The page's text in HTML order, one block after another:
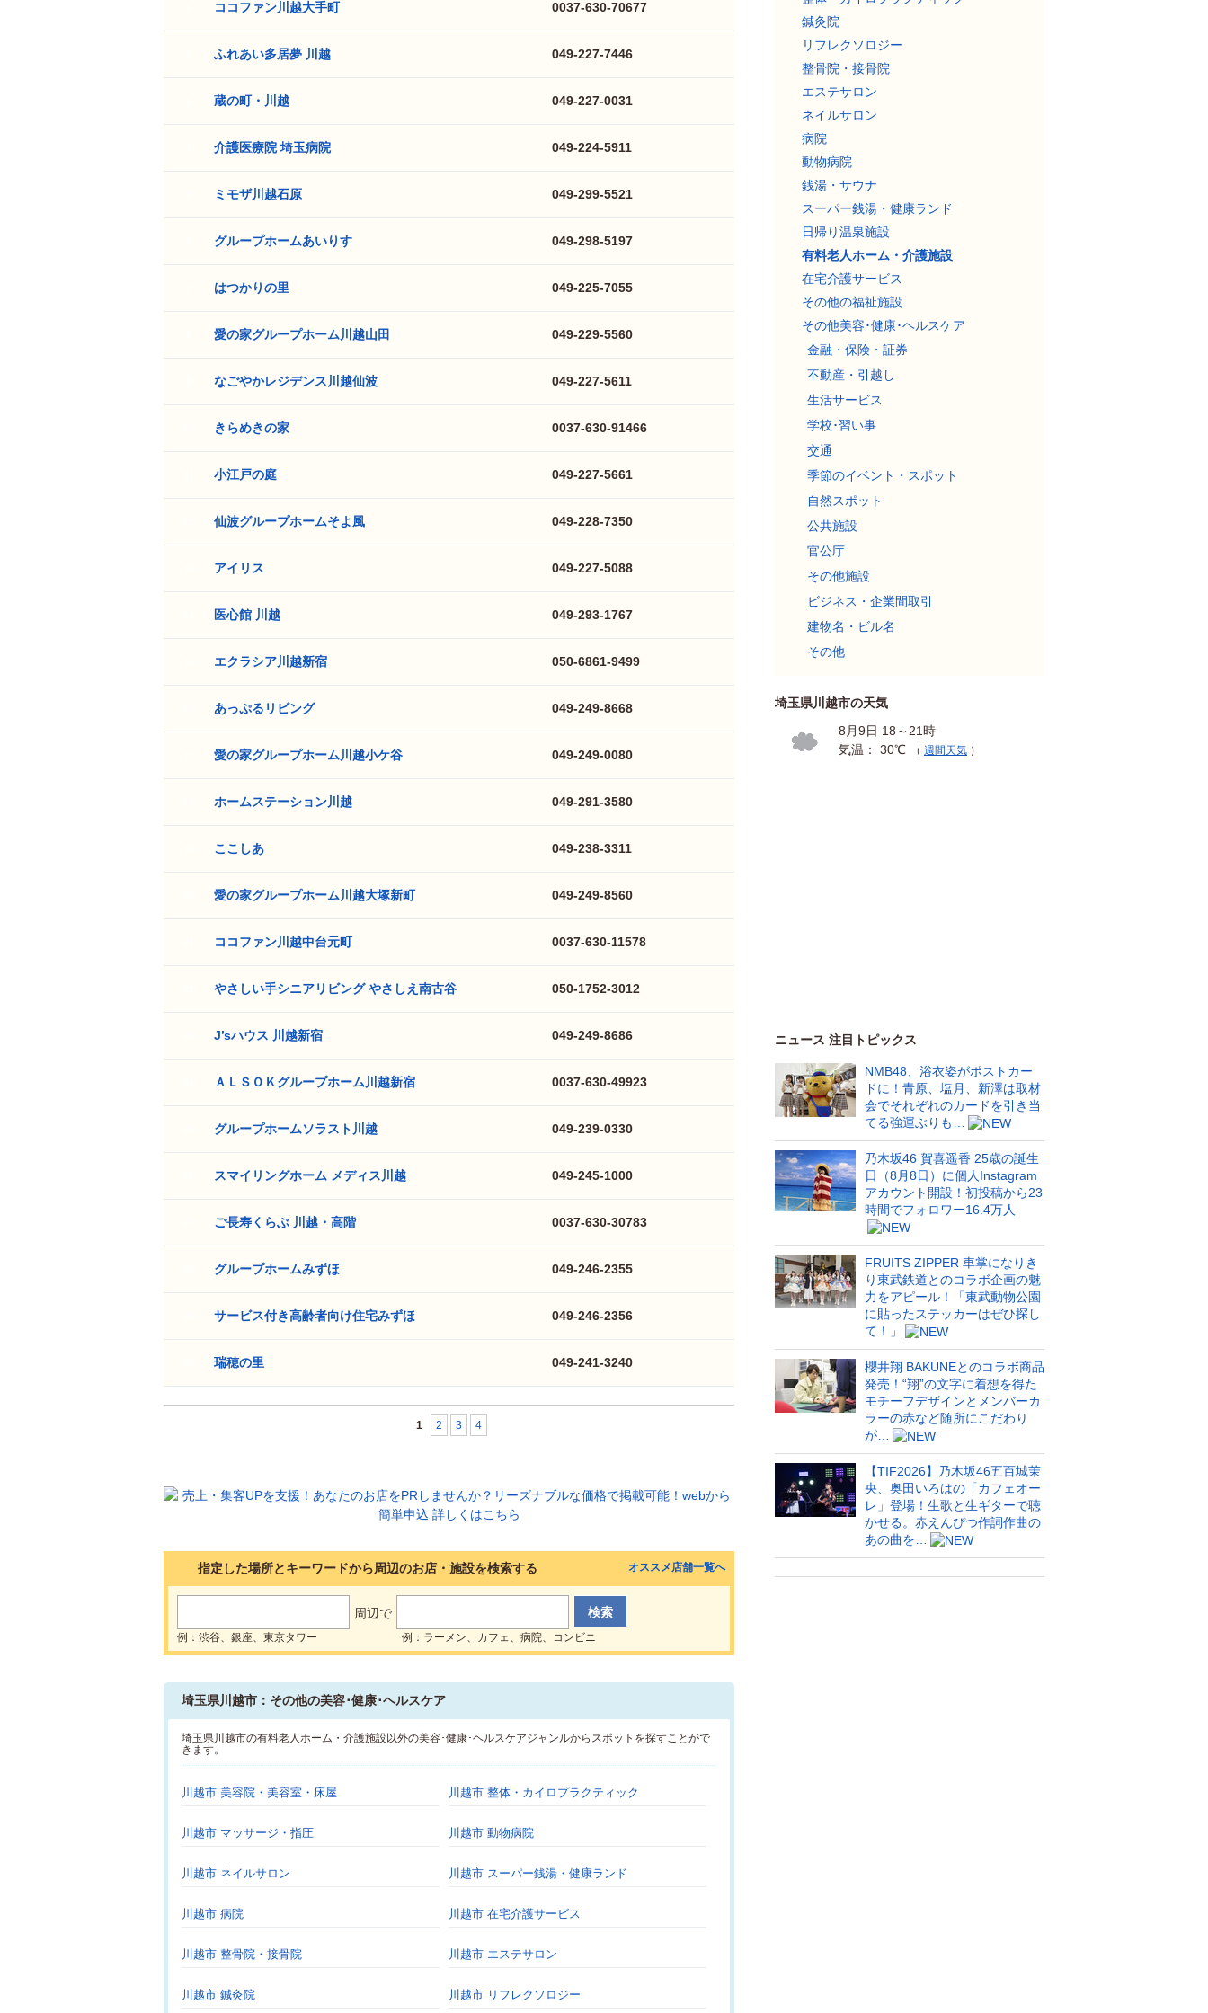
ココファン川越大手町 0037-630-70677
ふれあい多居夢 川越 049-227-7446
蔵の町・川越 049-227-0031
介護医療院 埼玉病院 049-224-5911
ミモザ川越石原 049-299-5521
グループホームあいりす 049-298-5197
はつかりの里 049-225-7055
愛の家グループホーム川越山田 049-229-5560
なごやかレジデンス川越仙波 049-227-5611
きらめきの家 0037-630-91466
小江戸の庭 049-227-5661
仙波グループホームそよ風 049-228-7350
アイリス 049-227-5088
医心館 川越 049-293-1767
エクラシア川越新宿 050-6861-9499
あっぷるリビング 049-249-8668
愛の家グループホーム川越小ケ谷 049-249-0080
ホームステーション川越 049-291-3580
ここしあ 049-238-3311
愛の家グループホーム川越大塚新町 049-249-8560
ココファン川越中台元町 0037-630-11578
やさしい手シニアリビング やさしえ南古谷 050-1752-3012
J’sハウス 川越新宿 049-249-8686
ＡＬＳＯＫグループホーム川越新宿 0037-630-49923
グループホームソラスト川越 049-239-0330
スマイリングホーム メディス川越 049-245-1000
ご長寿くらぶ 川越・高階 0037-630-30783
グループホームみずほ 049-246-2355
サービス付き高齢者向け住宅みずほ 049-246-2356
瑞穂の里 049-241-3240
1 2 3 4
指定した場所とキーワードから周辺のお店・施設を検索する
周辺で
例：渋谷、銀座、東京タワー 例：ラーメン、カフェ、病院、コンビニ
オススメ店舗一覧へ
埼玉県川越市：その他の美容･健康･ヘルスケア
埼玉県川越市の有料老人ホーム・介護施設以外の美容･健康･ヘルスケアジャンルからスポットを探すことがで
きます。
川越市 美容院・美容室・床屋 川越市 整体・カイロプラクティック
川越市 マッサージ・指圧 川越市 動物病院
川越市 ネイルサロン 川越市 スーパー銭湯・健康ランド
川越市 病院 川越市 在宅介護サービス
川越市 整骨院・接骨院 川越市 エステサロン
川越市 鍼灸院 川越市 リフレクソロジー
鍼灸院
リフレクソロジー
整骨院・接骨院
エステサロン
ネイルサロン
病院
動物病院
銭湯・サウナ
スーパー銭湯・健康ランド
日帰り温泉施設
有料老人ホーム・介護施設
在宅介護サービス
その他の福祉施設
その他美容･健康･ヘルスケア
金融・保険・証券
不動産・引越し
生活サービス
学校･習い事
交通
季節のイベント・スポット
自然スポット
公共施設
官公庁
その他施設
ビジネス・企業間取引
建物名・ビル名
その他
埼玉県川越市の天気
8月9日 18～21時
気温： 30℃
（ 週間天気 ）
ニュース 注目トピックス
NMB48、浴衣姿がポストカー
ドに！青原、塩月、新澤は取材
会でそれぞれのカードを引き当
てる強運ぶりも…
乃木坂46 賀喜遥香 25歳の誕生
日（8月8日）に個人Instagram
アカウント開設！初投稿から23
時間でフォロワー16.4万人
FRUITS ZIPPER 車掌になりき
り東武鉄道とのコラボ企画の魅
力をアピール！「東武動物公園
に貼ったステッカーはぜひ探し
て！」
櫻井翔 BAKUNEとのコラボ商品
発売！“翔”の文字に着想を得た
モチーフデザインとメンバーカ
ラーの赤など随所にこだわり
が…
【TIF2026】乃木坂46五百城茉
央、奥田いろはの「カフェオー
レ」登場！生歌と生ギターで聴
かせる。赤えんぴつ作詞作曲の
あの曲を…